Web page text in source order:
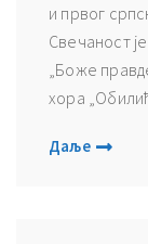
и првог
Свечаност
„Боже
хора
Даље